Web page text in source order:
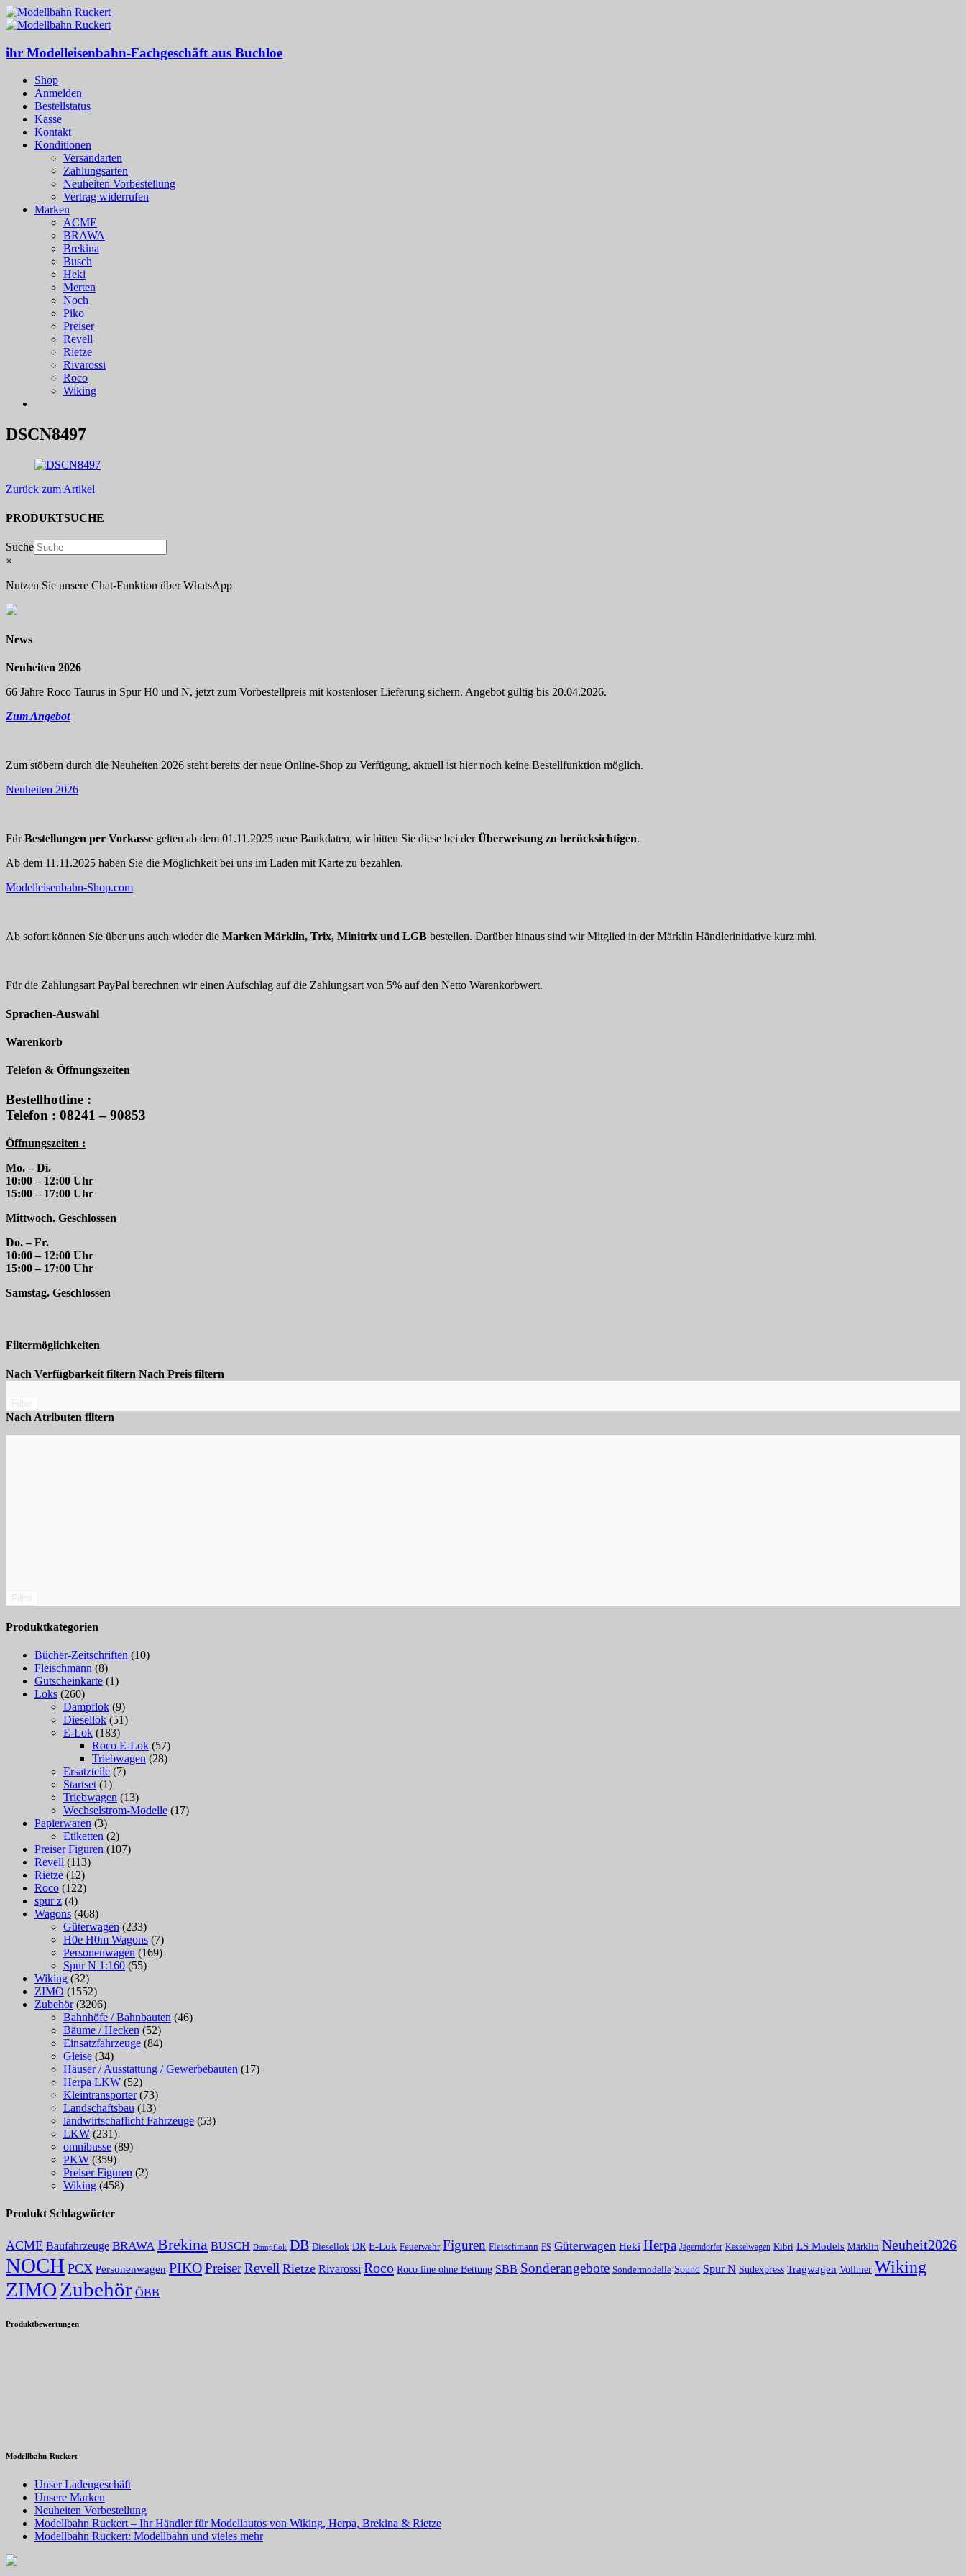
ihr Modelleisenbahn-Fachgeschäft aus Buchloe
Shop
Anmelden
Bestellstatus
Kasse
Kontakt
Konditionen
Versandarten
Zahlungsarten
Neuheiten Vorbestellung
Vertrag widerrufen
Marken
ACME
BRAWA
Brekina
Busch
Heki
Merten
Noch
Piko
Preiser
Revell
Rietze
Rivarossi
Roco
Wiking
DSCN8497
Zurück zum Artikel
PRODUKTSUCHE
Suche
×
Nutzen Sie unsere Chat-Funktion über WhatsApp
News
Neuheiten 2026
66 Jahre Roco Taurus in Spur H0 und N, jetzt zum Vorbestellpreis mit kostenloser Lieferung sichern. Angebot gültig bis 20.04.2026.
Zum Angebot
Zum stöbern durch die Neuheiten 2026 steht bereits der neue Online-Shop zu Verfügung, aktuell ist hier noch keine Bestellfunktion möglich.
Neuheiten 2026
FürBestellungen per Vorkasse gelten ab dem 01.11.2025 neue Bankdaten, wir bitten Sie diese bei derÜberweisung zu berücksichtigen.
Ab dem 11.11.2025 haben Sie die Möglichkeit bei uns im Laden mit Karte zu bezahlen.
Modelleisenbahn-Shop.com
Ab sofort können Sie über uns auch wieder die Marken Märklin, Trix, Minitrix und LGB bestellen. Darüber hinaus sind wir Mitglied in der Märklin Händlerinitiative kurz mhi.
Für die Zahlungsart PayPal berechnen wir einen Aufschlag auf die Zahlungsart von 5% auf den Netto Warenkorbwert.
Sprachen-Auswahl
Warenkorb
Telefon & Öffnungszeiten
Bestellhotline :
Telefon : 08241 – 90853
Öffnungszeiten :
Mo. – Di.
10:00 – 12:00 Uhr
15:00 – 17:00 Uhr
Mittwoch. Geschlossen
Do. – Fr.
10:00 – 12:00 Uhr
15:00 – 17:00 Uhr
Samstag. Geschlossen
Filtermöglichkeiten
Nach Verfügbarkeit filtern Nach Preis filtern
Nach Atributen filtern
Produktkategorien
Bücher-Zeitschriften (10)
Fleischmann (8)
Gutscheinkarte (1)
Loks (260)
Dampflok (9)
Diesellok (51)
E-Lok (183)
Roco E-Lok (57)
Triebwagen (28)
Ersatzteile (7)
Startset (1)
Triebwagen (13)
Wechselstrom-Modelle (17)
Papierwaren (3)
Etiketten (2)
Preiser Figuren (107)
Revell (113)
Rietze (12)
Roco (122)
spur z (4)
Wagons (468)
Güterwagen (233)
H0e H0m Wagons (7)
Personenwagen (169)
Spur N 1:160 (55)
Wiking (32)
ZIMO (1552)
Zubehör (3206)
Bahnhöfe / Bahnbauten (46)
Bäume / Hecken (52)
Einsatzfahrzeuge (84)
Gleise (34)
Häuser / Ausstattung / Gewerbebauten (17)
Herpa LKW (52)
Kleintransporter (73)
Landschaftsbau (13)
landwirtschaflicht Fahrzeuge (53)
LKW (231)
omnibusse (89)
PKW (359)
Preiser Figuren (2)
Wiking (458)
Produkt Schlagwörter
ACME Baufahrzeuge BRAWA Brekina BUSCH Dampflok DB Diesellok DR E-Lok Feuerwehr Figuren Fleischmann FS Güterwagen Heki Herpa Jägerndorfer Kesselwagen Kibri LS Models Märklin Neuheit2026
NOCH PCX Personenwagen PIKOPreiserRevell Rietze Rivarossi Roco Roco line ohne Bettung SBB Sonderangebote Sondermodelle Sound Spur N Sudexpress Tragwagen Vollmer Wiking
ZIMOZubehör ÖBB
Produktbewertungen
Modellbahn-Ruckert
Unser Ladengeschäft
Unsere Marken
Neuheiten Vorbestellung
Modellbahn Ruckert – Ihr Händler für Modellautos von Wiking, Herpa, Brekina & Rietze
Modellbahn Ruckert: Modellbahn und vieles mehr